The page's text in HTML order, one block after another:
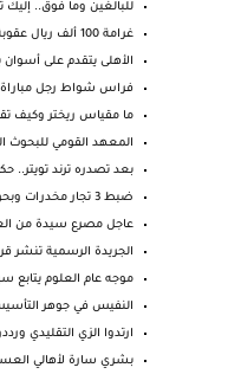
للبالغين وما فوق..
غرامة 100 ألف ريال عقوبة استيراد وبيع السجائر الإل...
الأهلى يتقدم على أسوان
فراس شواط رجل مباراة
ما مقياس ريختر وكيف
المعهد القومي
بعد تصدره ترند تويتر..
ضبط 3 تجار مخدرات وبحوزتهم 2 كيلو شابو في سوهاج
عاجل مصرع سيدة من
الجريدة الرسمية تنشر
موجه عام العلوم يتابع
النفيس في جوهر
ارتدوا الزي التقليدي
بشري سارة لأهالي